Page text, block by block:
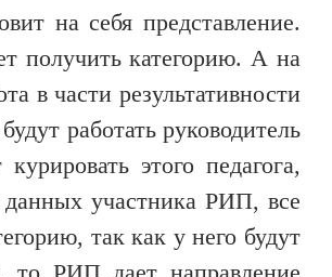
на себя представление.
получить категорию. А на
в части результативности
работать руководитель
этого педагога,
данных участника РИП, все
так как у него будут
то РИП дает направление